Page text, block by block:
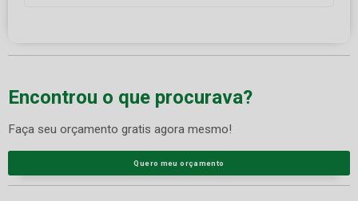
Encontrou o que procurava?
Faça seu orçamento gratis agora mesmo!
Quero meu orçamento